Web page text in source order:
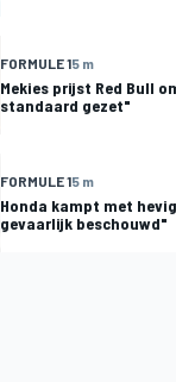
FORMULE 15 m
Mekies prijst Red Bull
standaard gezet"
FORMULE 15 m
Honda kampt met
gevaarlijk beschouwd"